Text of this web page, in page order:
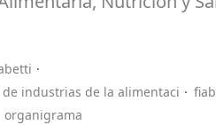
industrias de la alimentaci
fiab
organigrama